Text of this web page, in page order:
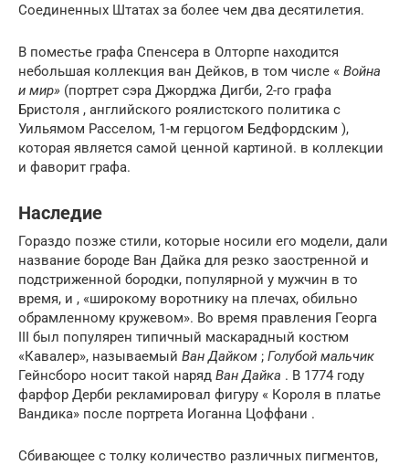
Соединенных Штатах за более чем два десятилетия.
В поместье графа Спенсера в Олторпе находится
небольшая коллекция ван Дейков, в том числе « Война
и мир» (портрет сэра Джорджа Дигби, 2-го графа
Бристоля , английского роялистского политика с
Уильямом Расселом, 1-м герцогом Бедфордским ),
которая является самой ценной картиной. в коллекции
и фаворит графа.
Наследие
Гораздо позже стили, которые носили его модели, дали
название бороде Ван Дайка для резко заостренной и
подстриженной бородки, популярной у мужчин в то
время, и , «широкому воротнику на плечах, обильно
обрамленному кружевом». Во время правления Георга
III был популярен типичный маскарадный костюм
«Кавалер», называемый Ван Дайком ; Голубой мальчик
Гейнсборо носит такой наряд Ван Дайка . В 1774 году
фарфор Дерби рекламировал фигуру « Короля в платье
Вандика» после портрета Иоганна Цоффани .
Сбивающее с толку количество различных пигментов,